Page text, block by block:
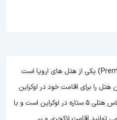
هتل پیریمیر پالاس (Premier Palace) یکی از هتل های اروپا است
هتل را برای اقامت خود در اوکراین
انتخاب می کنند. هتل پیریمیر پالاس هتلی 5 ستاره در اوکراین است و با